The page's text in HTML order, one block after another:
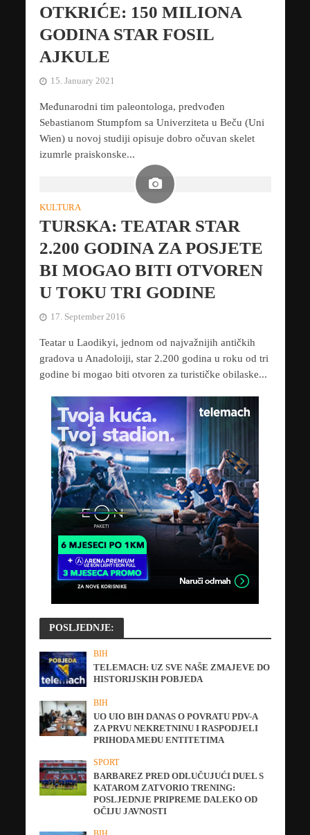
OTKRIĆE: 150 MILIONA
GODINA STAR FOSIL
AJKULE
15. January 2021
Međunarodni tim paleontologa, predvođen
Sebastianom Stumpfom sa Univerziteta u Beču (Uni
Wien) u novoj studiji opisuje dobro očuvan skelet
izumrle praiskonske...
KULTURA
TURSKA: TEATAR STAR
2.200 GODINA ZA POSJETE
BI MOGAO BITI OTVOREN
U TOKU TRI GODINE
17. September 2016
Teatar u Laodikyi, jednom od najvažnijih antičkih
gradova u Anadoloiji, star 2.200 godina u roku od tri
godine bi mogao biti otvoren za turističke obilaske...
POSLJEDNJE:
BIH
TELEMACH: UZ SVE NAŠE ZMAJEVE DO
HISTORIJSKIH POBJEDA
BIH
UO UIO BIH DANAS O POVRATU PDV-A
ZA PRVU NEKRETNINU I RASPODJELI
PRIHODA MEĐU ENTITETIMA
SPORT
BARBAREZ PRED ODLUČUJUĆI DUEL S
KATAROM ZATVORIO TRENING:
POSLJEDNJE PRIPREME DALEKO OD
OČIJU JAVNOSTI